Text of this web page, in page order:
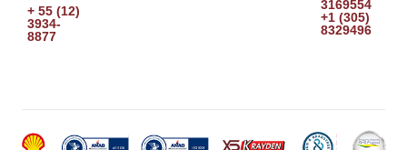
+ 55 (12)
3934-
8877
3169554
+1 (305)
8329496